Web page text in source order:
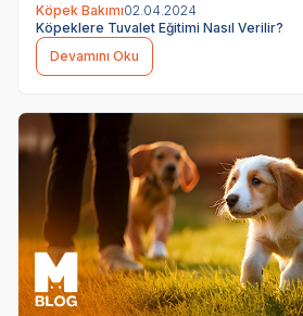
Köpek Bakımı02.04.2024
Köpeklere Tuvalet Eğitimi Nasıl Verilir?
Devamını Oku